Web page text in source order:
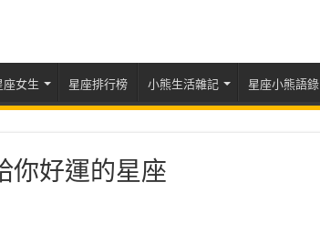
座女生 星座排行榜 小熊生活雜記 星座小熊語錄
你好運的星座